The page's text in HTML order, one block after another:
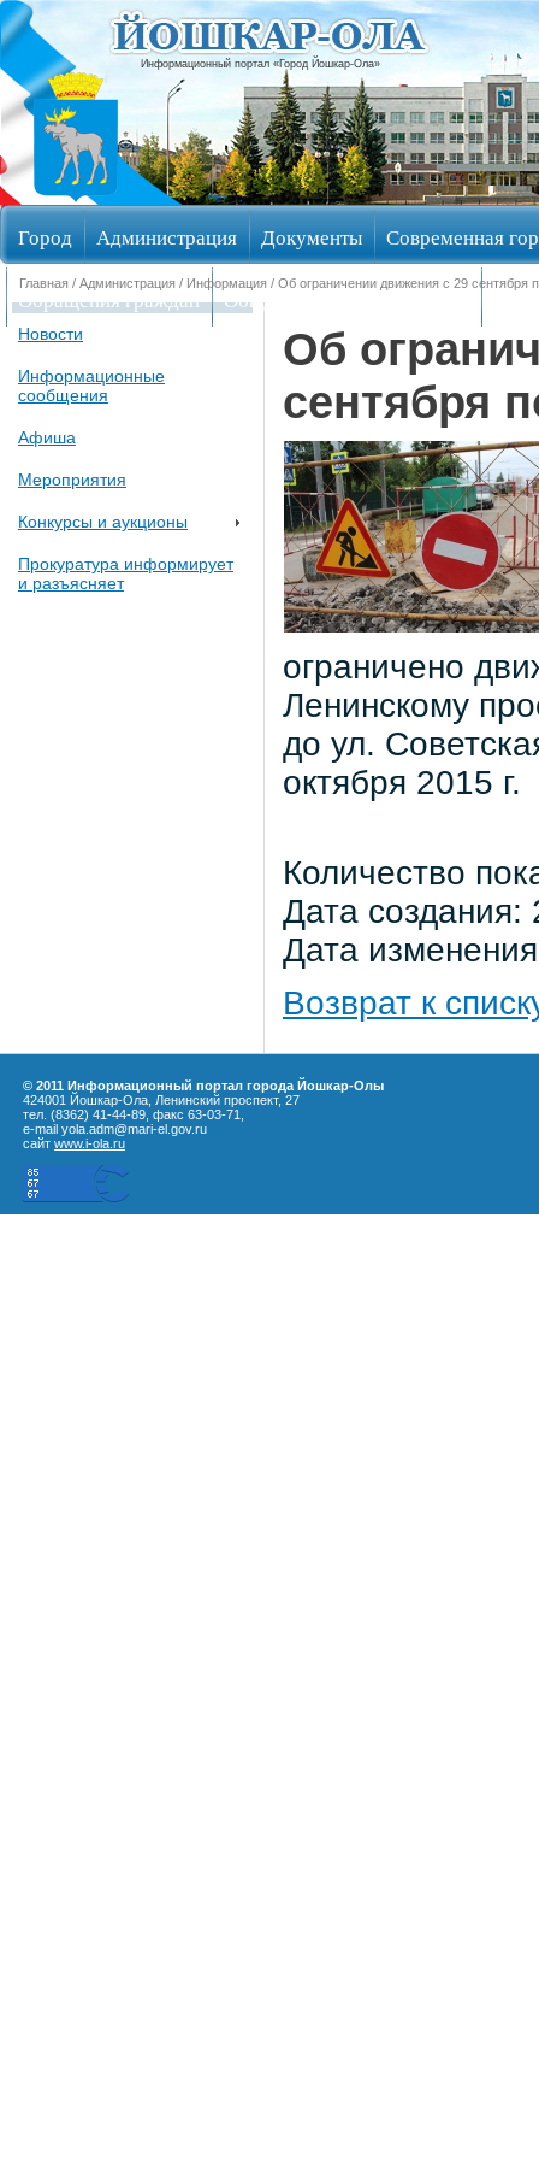
Информационный портал «Город Йошкар-Ола»
Город Администрация Документы Современная
Обращения граждан Общественные обсуждения
Главная / Администрация / Информация / Об ограничении движения с 29 сентября
Новости
Информационные
сообщения
Афиша
Мероприятия
Конкурсы и аукционы
Прокуратура информирует
и разъясняет
Об
сентября
ограничено
Ленинскому
до ул.
октября 2015 г.
Количество
Дата
Дата
Возврат к
© 2011 Информационный портал города Йошкар-Олы
424001 Йошкар-Ола, Ленинский проспект, 27
тел. (8362) 41-44-89, факс 63-03-71,
e-mail yola.adm@mari-el.gov.ru
сайт www.i-ola.ru